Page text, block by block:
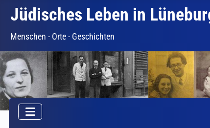
Jüdisches Leben in
Menschen - Orte - Geschichten